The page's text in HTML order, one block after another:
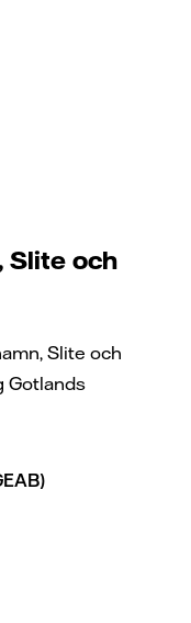
Slite och
Slite och
Gotlands